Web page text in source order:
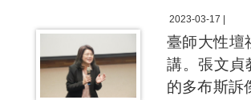
2023-03-17 |
臺師大性壇
講。張文貞
的多布斯訴